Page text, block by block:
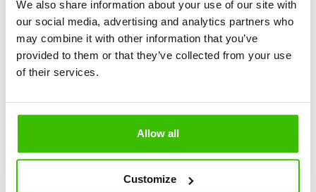
We also share information about your use of our site with
our social media, advertising and analytics partners who
may combine it with other information that you’ve
provided to them or that they’ve collected from your use
of their services.
Allow all
Customize
Důraz na maximální hravost a prožitek
2 kvalifikovaní trenéři